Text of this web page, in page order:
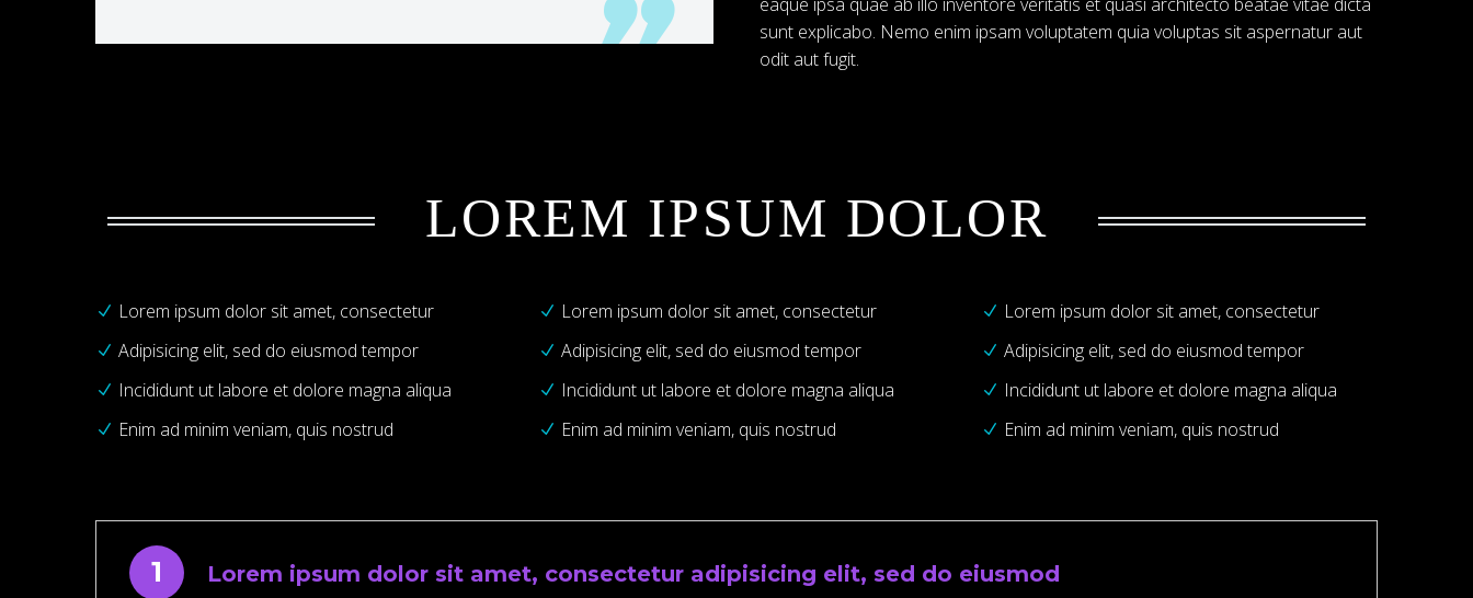
sunt explicabo. Nemo enim ipsam voluptatem quia voluptas sit aspernatur aut
odit aut fugit.
LOREM IPSUM DOLOR
Lorem ipsum dolor sit amet, consectetur
Adipisicing elit, sed do eiusmod tempor
Incididunt ut labore et dolore magna aliqua
Enim ad minim veniam, quis nostrud
Lorem ipsum dolor sit amet, consectetur
Adipisicing elit, sed do eiusmod tempor
Incididunt ut labore et dolore magna aliqua
Enim ad minim veniam, quis nostrud
Lorem ipsum dolor sit amet, consectetur
Adipisicing elit, sed do eiusmod tempor
Incididunt ut labore et dolore magna aliqua
Enim ad minim veniam, quis nostrud
1 Lorem ipsum dolor sit amet, consectetur adipisicing elit, sed do eiusmod